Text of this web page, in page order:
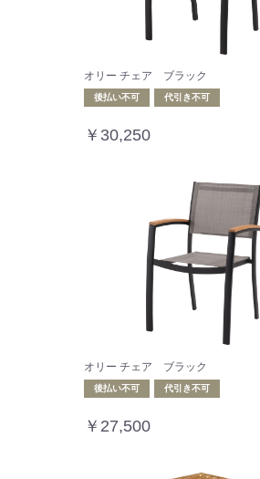
オリー チェア ブラック
後払い不可 代引き不可
￥30,250
オリー チェア ブラック
後払い不可 代引き不可
￥27,500